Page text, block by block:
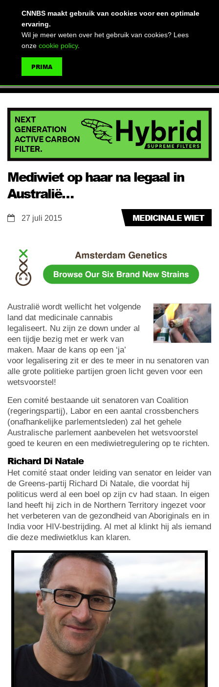
Mediwiet op haar na legaal in
Australië…
MEDICINALE WIET
27 juli 2015
Australië wordt wellicht het volgende
land dat medicinale cannabis
legaliseert. Nu zijn ze down under al
een tijdje bezig met er werk van
maken. Maar de kans op een ‘ja’
voor legalisering zit er des te meer in nu senatoren van
alle grote politieke partijen groen licht geven voor een
wetsvoorstel!
Een comité bestaande uit senatoren van Coalition
(regeringspartij), Labor en een aantal crossbenchers
(onafhankelijke parlementsleden) zal het gehele
Australische parlement aanbevelen het wetsvoorstel
goed te keuren en een mediwietregulering op te richten.
Richard Di Natale
Het comité staat onder leiding van senator en leider van
de Greens-partij Richard Di Natale, die voordat hij
politicus werd al een boel op zijn cv had staan. In eigen
land heeft hij zich in de Northern Territory ingezet voor
het verbeteren van de gezondheid van Aboriginals en in
India voor HIV-bestrijding. Al met al klinkt hij als iemand
die deze mediwietklus kan klaren.
CNNBS maakt gebruik van cookies voor een optimale
ervaring.
Wil je meer weten over het gebruik van cookies? Lees
onze cookie policy.
PRIMA